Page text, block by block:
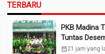
TERBARU
PKB Madina
Tuntas
Tokoh”
calendar_month21 jam yang